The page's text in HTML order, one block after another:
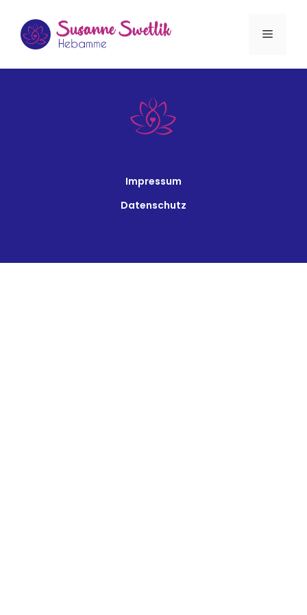
Inhalt
springen
Menü
Impressum
Datenschutz